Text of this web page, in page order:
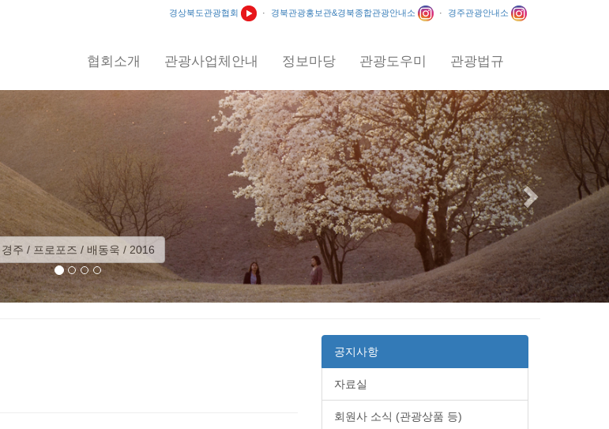
경상북도관광협회 · 경북관광홍보관&경북종합관광안내소 · 경주관광안내소
협회소개 관광사업체안내 정보마당 관광도우미 관광법규
예천 / 회룡포 일출 / 이상익 / 2012
Next
공지사항
자료실
회원사 소식 (관광상품 등)